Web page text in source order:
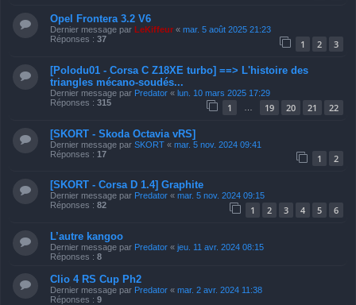
Opel Frontera 3.2 V6
Dernier message par LeKiffeur « mar. 5 août 2025 21:23
Réponses : 37 1 2 3
[Polodu01 - Corsa C Z18XE turbo] ==> L'histoire des
triangles mécano-soudés...
Dernier message par Predator « lun. 10 mars 2025 17:29
Réponses : 315 1 19 20 21 22
[SKORT - Skoda Octavia vRS]
Dernier message par SKORT « mar. 5 nov. 2024 09:41
Réponses : 17 1 2
[SKORT - Corsa D 1.4] Graphite
Dernier message par Predator « mar. 5 nov. 2024 09:15
Réponses : 82 1 2 3 4 5 6
L’autre kangoo
Dernier message par Predator « jeu. 11 avr. 2024 08:15
Réponses : 8
Clio 4 RS Cup Ph2
Dernier message par Predator « mar. 2 avr. 2024 11:38
Réponses : 9